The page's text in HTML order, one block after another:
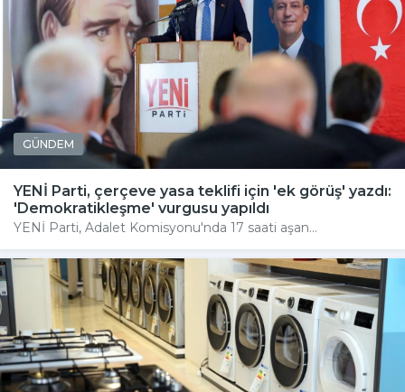
GÜNDEM
YENİ Parti, çerçeve yasa teklifi için 'ek görüş' yazdı:
'Demokratikleşme' vurgusu yapıldı
YENİ Parti, Adalet Komisyonu'nda 17 saati aşan...